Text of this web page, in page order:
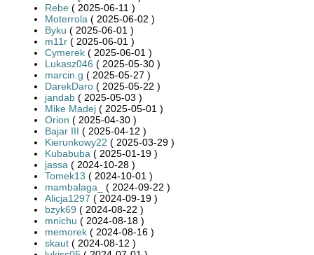
Rebe ( 2025-06-11 )
Moterrola ( 2025-06-02 )
Byku ( 2025-06-01 )
m11r ( 2025-06-01 )
Cymerek ( 2025-06-01 )
Lukasz046 ( 2025-05-30 )
marcin.g ( 2025-05-27 )
DarekDaro ( 2025-05-22 )
jandab ( 2025-05-03 )
Mike Madej ( 2025-05-01 )
Orion ( 2025-04-30 )
Bajar III ( 2025-04-12 )
Kierunkowy22 ( 2025-03-29 )
Kubabuba ( 2025-01-19 )
jassa ( 2024-10-28 )
Tomek13 ( 2024-10-01 )
mambalaga_
( 2024-09-22 )
Alicja1297 ( 2024-09-19 )
bzyk69 ( 2024-08-22 )
mnichu ( 2024-08-18 )
memorek ( 2024-08-16 )
skaut ( 2024-08-12 )